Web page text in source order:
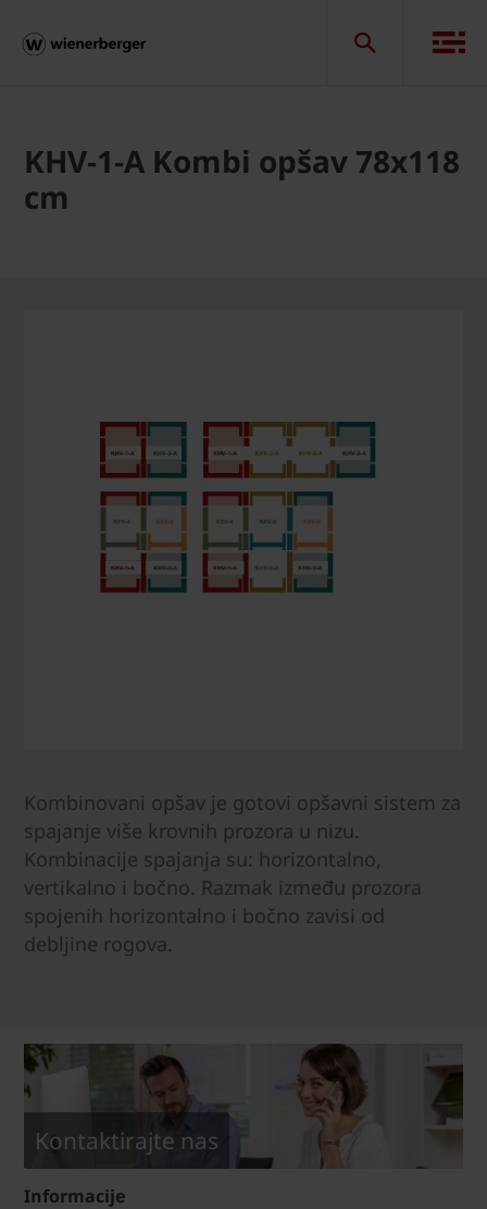
KHV-1-A Kombi opšav 78x118
cm
Kombinovani opšav je gotovi opšavni sistem za
spajanje više krovnih prozora u nizu.
Kombinacije spajanja su: horizontalno,
vertikalno i bočno. Razmak između prozora
spojenih horizontalno i bočno zavisi od
debljine rogova.
Kontaktirajte nas
Informacije